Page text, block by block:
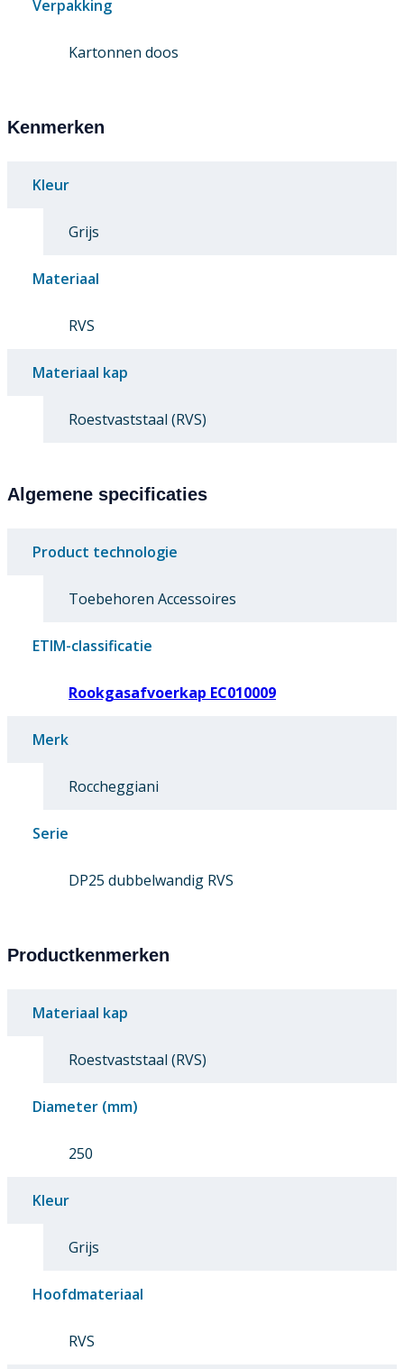
Verpakking
Kartonnen doos
Kenmerken
Kleur
Grijs
Materiaal
RVS
Materiaal kap
Roestvaststaal (RVS)
Algemene specificaties
Product technologie
Toebehoren Accessoires
ETIM-classificatie
Rookgasafvoerkap EC010009
Merk
Roccheggiani
Serie
DP25 dubbelwandig RVS
Productkenmerken
Materiaal kap
Roestvaststaal (RVS)
Diameter (mm)
250
Kleur
Grijs
Hoofdmateriaal
RVS